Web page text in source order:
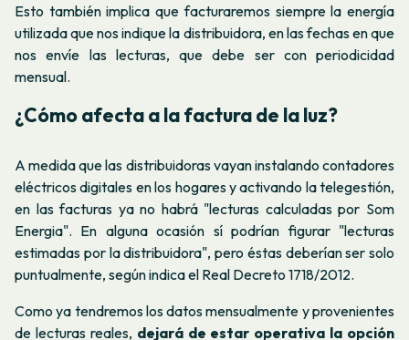
Esto también implica que facturaremos siempre la energía
utilizada que nos indique la distribuidora, en las fechas en que
nos envíe las lecturas, que debe ser con periodicidad
mensual.
¿Cómo afecta a la factura de la luz?
A medida que las distribuidoras vayan instalando contadores
eléctricos digitales en los hogares y activando la telegestión,
en las facturas ya no habrá "lecturas calculadas por Som
Energia". En alguna ocasión sí podrían figurar "lecturas
estimadas por la distribuidora", pero éstas deberían ser solo
puntualmente, según indica el Real Decreto 1718/2012.
Como ya tendremos los datos mensualmente y provenientes
de lecturas reales, dejará de estar operativa la opción